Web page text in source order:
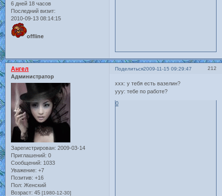
6 дней 18 часов
Последний визит:
2010-09-13 08:14:15
offline
Поделиться 212
2009-11-15 09:29:47
Ангел
Администратор
Зарегистрирован: 2009-03-14
Приглашений: 0
Сообщений: 1033
Уважение: +7
Позитив: +16
Пол: Женский
Возраст: 45 [1980-12-30]
xxx: у тебя есть вазелин?
yyy: тебе по работе?
0